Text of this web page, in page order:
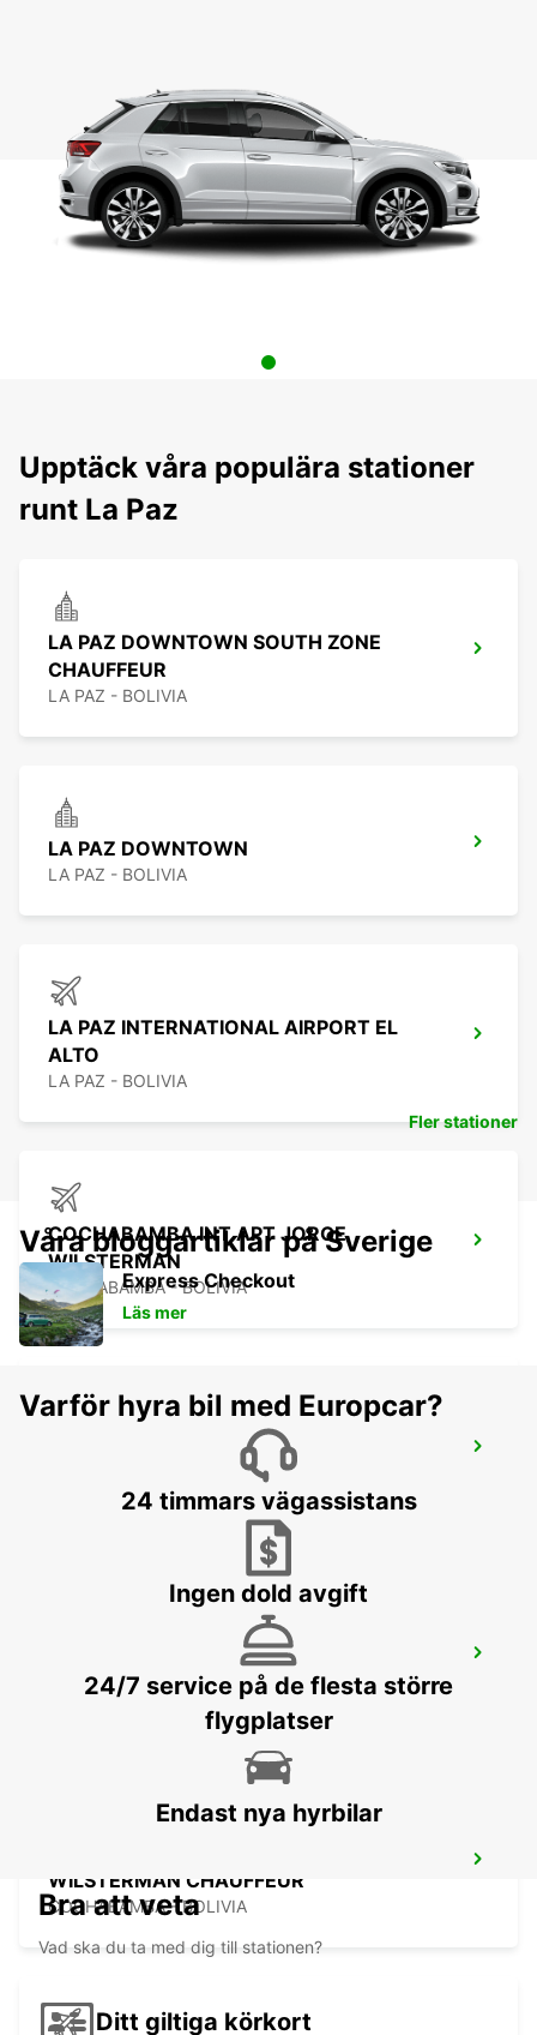
Upptäck våra populära stationer
runt La Paz
LA PAZ DOWNTOWN SOUTH ZONE
CHAUFFEUR
LA PAZ - BOLIVIA
LA PAZ DOWNTOWN
LA PAZ - BOLIVIA
LA PAZ INTERNATIONAL AIRPORT EL
ALTO
LA PAZ - BOLIVIA
COCHABAMBA INT APT JORGE
WILSTERMAN
COCHABAMBA - BOLIVIA
COCHABAMBA DTN CRISTO
COCHABAMBA - BOLIVIA
COCHABAMBA DTN CRISTO
CONCORDIA CHAUFFEUR
COCHABAMBA - BOLIVIA
WILSTERMAN CHAUFFEUR
COCHABAMBA - BOLIVIA
Fler stationer
Våra bloggartiklar på Sverige
Express Checkout
Läs mer
Varför hyra bil med Europcar?
24 timmars vägassistans
Ingen dold avgift
24/7 service på de flesta större
flygplatser
Endast nya hyrbilar
Bra att veta
Vad ska du ta med dig till stationen?
Ditt giltiga körkort